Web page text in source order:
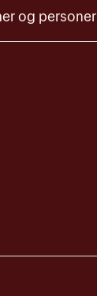
og personer